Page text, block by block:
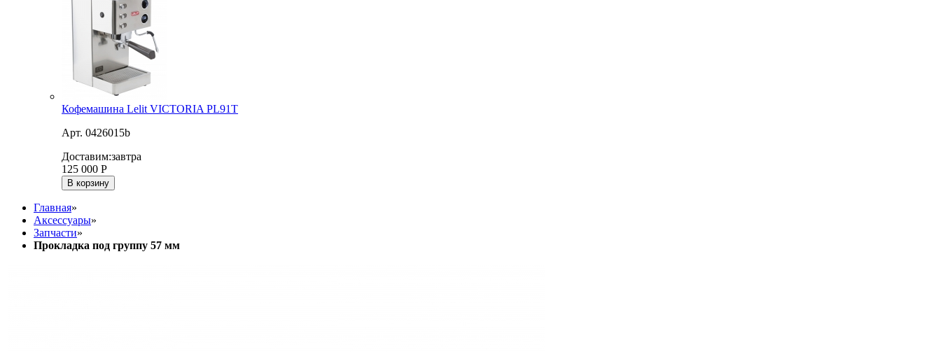
Кофемашина Lelit VICTORIA PL91T
Арт. 0426015b
Доставим:завтра
125 000 Р
В корзину
Главная»
Аксессуары»
Запчасти»
Прокладка под группу 57 мм